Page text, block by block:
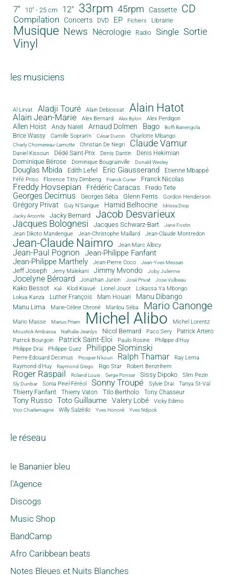
7" 10" - 25 cm 12" 33rpm 45rpm Cassette CD
Compilation Concerts DVD EP Fichiers Librairie
Musique News Nécrologie Radio Single Sortie
Vinyl
les musiciens
Al Lirvat Aladji Touré Alain Debiossat Alain Hatot
Alain Jean-Marie Alex Bernard Alex Bylon Alex Perdigon
Allen Hoist Andy Narell Arnaud Dolmen Bago Boffi Banengola
Brice Wassy Camille Sopran'n César Durcin Charlotte Mbango
Charly Chomereau-Lamotte Christian De Negri Claude Vamur
Daniel Kissoun Dédé Saint-Prix Denis Dantin Denis Hekimian
Dominique Bérose Dominique Bougrainville Donald Wesley
Douglas Mbida Edith Lefel Eric Giausserand Etienne Mbappé
Féfé Priso Florence Titty Dimbeng Franck Curier Franck Nicolas
Freddy Hovsepian Frédéric Caracas Fredo Tete
Georges Decimus Georges Séba Glenn Ferris Gordon Henderson
Grégory Privat Guy N'Sangue Hamid Belhocine
Idrissa Diop
Jacky Arconte
Jacky Bernard Jacob Desvarieux
Jacques Bolognesi Jacques Schwarz-Bart Jane Fostin
Jean Dikoto Mandengue Jean-Christophe Maillard Jean-Claude Montredon
Jean-Claude Naimro Jean-Marc Albicy
Jean-Paul Pognon
Jean-Philippe Fanfant
Jean-Philippe Marthely
Jean-Pierre Coco Jean-Yves Messan
Jeff Joseph Jerry Malekani Jimmy Mvondo Joby Julienne
Jocelyne Béroard Jonathan Jurion José Privat Jose Vulbeau
Kako Bessot Kali Klod Kiavué Lionel Jouot
Lokassa Ya Mbongo
Lokua Kanza
Luther François Mam Houari Manu Dibango
Manu Lima Marie-Céline Chroné Marilou Séba Mario Canonge
Mario Masse Marius Priam Michel Alibo Michel Lorentz
Moustick Ambassa Nathalie Jeanlys Nicol Bernard Paco Sery
Patrick Artero
Patrick Bourgoin
Patrick Saint-Eloi Paulo Rosine
Philippe d'Huy
Philippe Drai
Philippe Guez Philippe Slominski
Pierre-Edouard Decimus Prosper N'kouri Ralph Thamar
Ray Lema
Raymond d'Huy
Raymond Grego Rigo Star Robert Benzrihem
Roger Raspail Roland Louis Serge Ponsar Sissy Dipoko Slim Pezin
Sly Dunbar Sonia Pinel-Féréol Sonny Troupé Sylvie Drai Tanya St-Val
Thierry Fanfant Thierry Vaton Tilo Bertholo Tony Chasseur
Tony Russo Toto Guillaume Valery Lobé Vicky Edimo
Vico Charlemagne Willy Salzédo Yves Honoré Yves Ndjock
le réseau
le Bananier bleu
l'Agence
Discogs
Music Shop
BandCamp
Afro Caribbean beats
Notes Bleues et Nuits Blanches